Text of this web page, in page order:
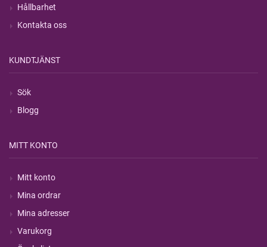
Hållbarhet
Kontakta oss
KUNDTJÄNST
Sök
Blogg
MITT KONTO
Mitt konto
Mina ordrar
Mina adresser
Varukorg